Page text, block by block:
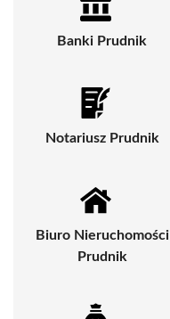
Banki Prudnik
Notariusz Prudnik
Biuro Nieruchomości
Prudnik